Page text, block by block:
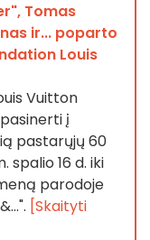
Tomas
ir... poparto
Louis
Vuitton
į
pastarųjų 60
spalio 16 d. iki
parodoje
[Skaityti